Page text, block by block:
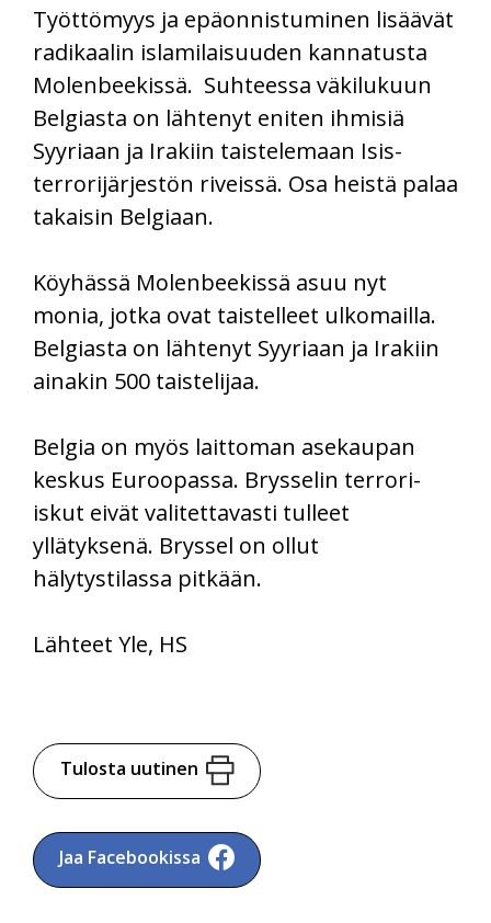
Työttömyys ja epäonnistuminen lisäävät
radikaalin islamilaisuuden kannatusta
Molenbeekissä. Suhteessa väkilukuun
Belgiasta on lähtenyt eniten ihmisiä
Syyriaan ja Irakiin taistelemaan Isis-
terrorijärjestön riveissä. Osa heistä palaa
takaisin Belgiaan.
Köyhässä Molenbeekissä asuu nyt
monia, jotka ovat taistelleet ulkomailla.
Belgiasta on lähtenyt Syyriaan ja Irakiin
ainakin 500 taistelijaa.
Belgia on myös laittoman asekaupan
keskus Euroopassa. Brysselin terrori-
iskut eivät valitettavasti tulleet
yllätyksenä. Bryssel on ollut
hälytystilassa pitkään.
Lähteet Yle, HS
Tulosta uutinen
Jaa Facebookissa